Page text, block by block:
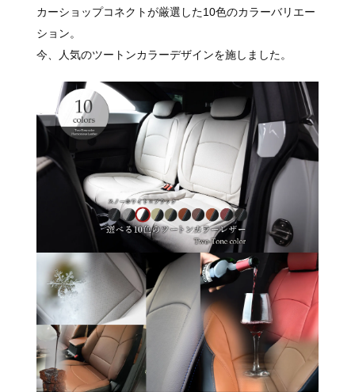
カーショップコネクトが厳選した10色のカラーバリエー
ション。
今、人気のツートンカラーデザインを施しました。